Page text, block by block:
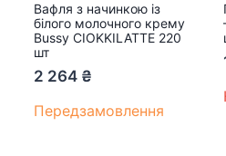
Вафля з начинкою із
білого молочного крему
Bussy CIOKKILATTE 220
шт
2 264 ₴
Передзамовлення